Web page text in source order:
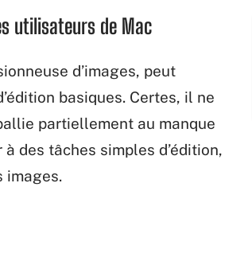
utilisateurs de Mac
d’images, peut
basiques. Certes, il ne
partiellement au manque
des tâches simples d’édition,
images.